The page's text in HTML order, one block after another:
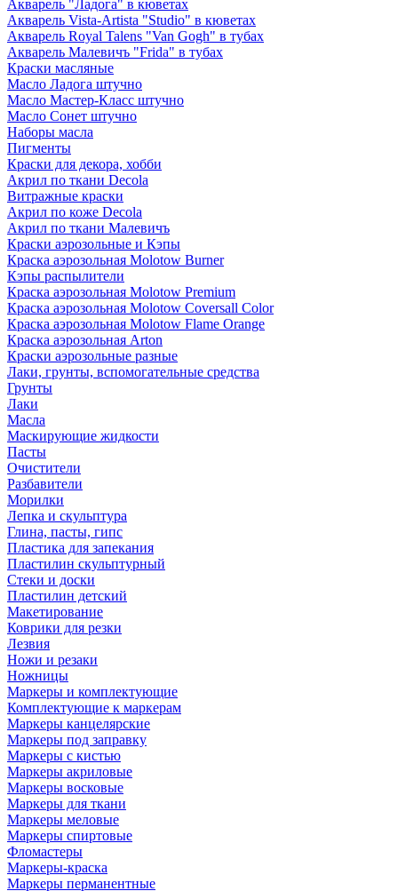
Акварель "Ладога" в кюветах
Акварель Vista-Artista "Studio" в кюветах
Акварель Royal Talens "Van Gogh" в тубах
Акварель Малевичъ "Frida" в тубах
Краски масляные
Масло Ладога штучно
Масло Мастер-Класс штучно
Масло Сонет штучно
Наборы масла
Пигменты
Краски для декора, хобби
Акрил по ткани Decola
Витражные краски
Акрил по коже Decola
Акрил по ткани Малевичъ
Краски аэрозольные и Кэпы
Краска аэрозольная Molotow Burner
Кэпы распылители
Краска аэрозольная Molotow Premium
Краска аэрозольная Molotow Coversall Color
Краска аэрозольная Molotow Flame Orange
Краска аэрозольная Arton
Краски аэрозольные разные
Лаки, грунты, вспомогательные средства
Грунты
Лаки
Масла
Маскирующие жидкости
Пасты
Очистители
Разбавители
Морилки
Лепка и скульптура
Глина, пасты, гипс
Пластика для запекания
Пластилин скульптурный
Стеки и доски
Пластилин детский
Макетирование
Коврики для резки
Лезвия
Ножи и резаки
Ножницы
Маркеры и комплектующие
Комплектующие к маркерам
Маркеры канцелярские
Маркеры под заправку
Маркеры с кистью
Маркеры акриловые
Маркеры восковые
Маркеры для ткани
Маркеры меловые
Маркеры спиртовые
Фломастеры
Маркеры-краска
Маркеры перманентные